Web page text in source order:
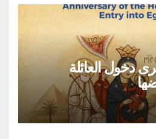
دخول العائلة